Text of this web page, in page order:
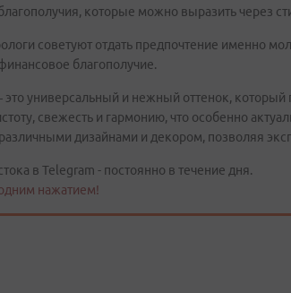
которые можно выразить через
советуют отдать предпочтение именно
благополучие.
универсальный и нежный оттенок, который
свежесть и гармонию, что особенно
дизайнами и декором, позволяя
в Telegram - постоянно в течение дня.
нажатием!